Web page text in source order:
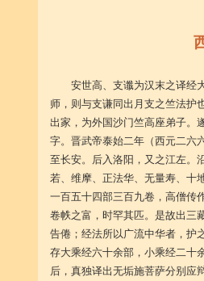
安世高、支谶为汉末之译经
师，则与支谦同出月支之竺法护
出家，为外国沙门竺高座弟子。
字。晋武帝泰始二年（西元二六
至长安。后入洛阳，又之江左。
若、维摩、正法华、无量寿、十
一百五十四部三百九卷，高僧传
卷帙之富，时罕其匹。是故出三
告倦；经法所以广流中华者，护
存大乘经六十余部，小乘经二十
后，真独译出无垢施菩萨分别应